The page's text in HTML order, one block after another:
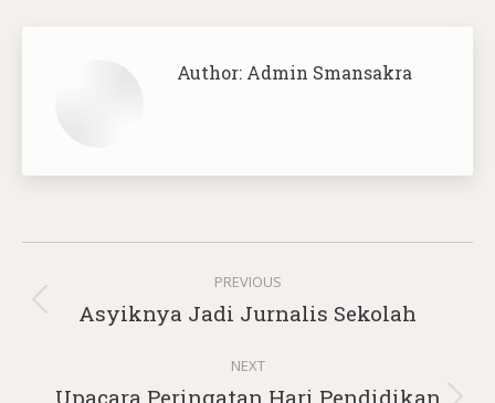
Author: Admin Smansakra
navigation
PREVIOUS
Previous
Asyiknya Jadi Jurnalis Sekolah
NEXT
Upacara Peringatan Hari Pendidikan